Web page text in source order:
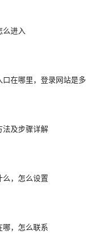
进入
在哪里，登录网站是多
及步骤详解
，怎么设置
，怎么联系